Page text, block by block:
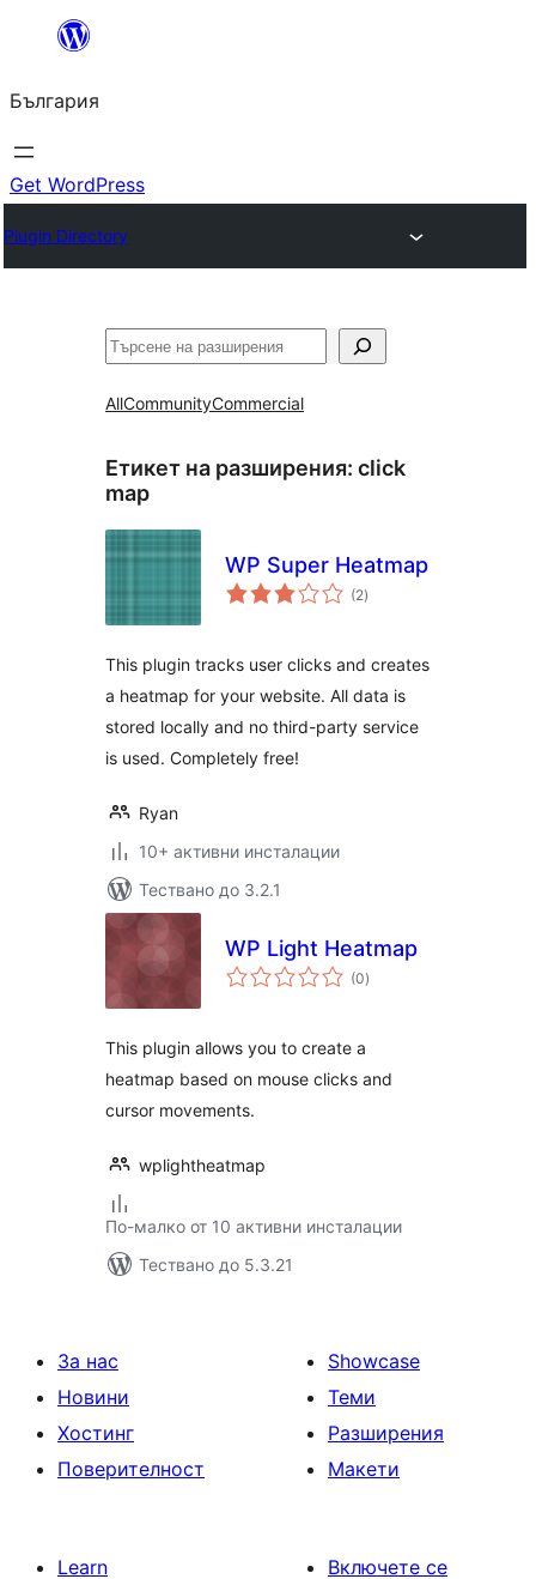
България
Get WordPress
Plugin Directory
Търсене
AllCommunityCommercial
Етикет на разширения: click
map
WP Super Heatmap
(2общо
оценки
)
This plugin tracks user clicks and creates
a heatmap for your website. All data is
stored locally and no third-party service
is used. Completely free!
Ryan
10+ активни инсталации
Тествано до 3.2.1
WP Light Heatmap
(0общо
оценки
)
This plugin allows you to create a
heatmap based on mouse clicks and
cursor movements.
wplightheatmap
По-малко от 10 активни инсталации
Тествано до 5.3.21
За нас
Новини
Хостинг
Поверителност
Showcase
Теми
Разширения
Макети
Learn
Включете се